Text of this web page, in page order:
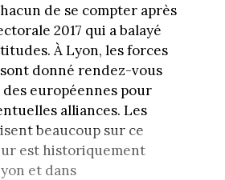
de se compter après
2017 qui a balayé
À Lyon, les forces
donné rendez-vous
européennes pour
alliances. Les
beaucoup sur ce
est historiquement
et dans